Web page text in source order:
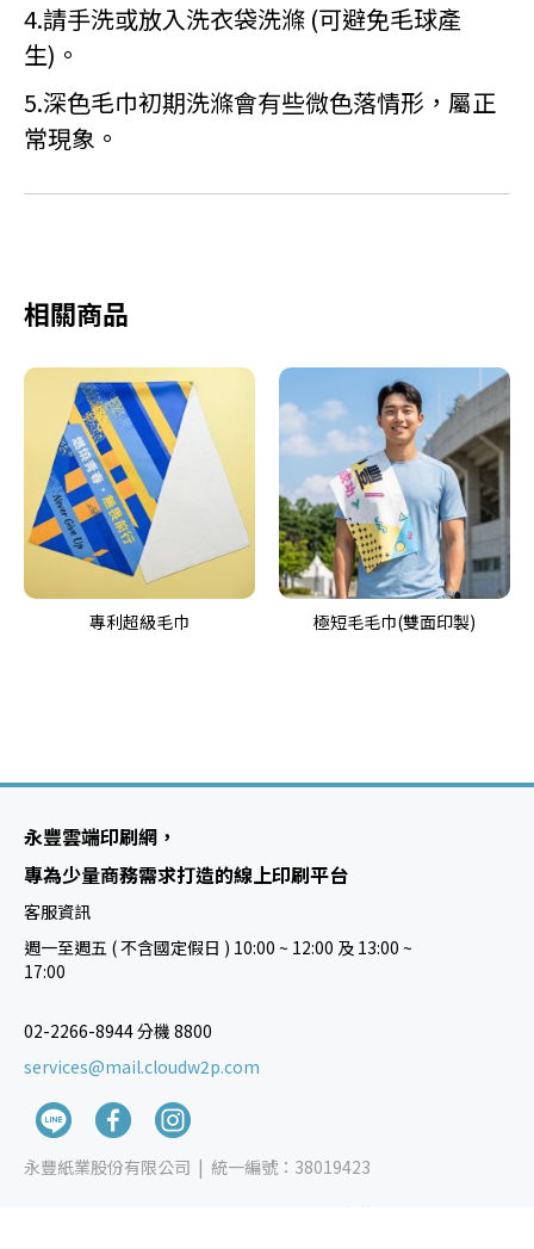
4.請手洗或放入洗衣袋洗滌 (可避免毛球產
生)。
5.深色毛巾初期洗滌會有些微色落情形，屬正
常現象。
相關商品
專利超級毛巾 極短毛毛巾(雙面印製)
永豐雲端印刷網，
專為少量商務需求打造的線上印刷平台
客服資訊
週一至週五 ( 不含國定假日 ) 10:00 ~ 12:00 及 13:00 ~
17:00
02-2266-8944 分機 8800
services@mail.cloudw2p.com
永豐紙業股份有限公司 | 統一編號：38019423